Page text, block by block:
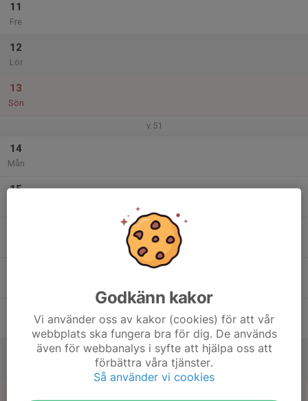
11
Fre
12
Lör
13
Sön
v.51
14
Mån
15
Godkänn kakor
Vi använder oss av kakor (cookies) för att vår
webbplats ska fungera bra för dig. De används
även för webbanalys i syfte att hjälpa oss att
förbättra våra tjänster.
Så använder vi cookies